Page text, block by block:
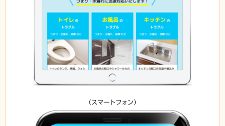
（スマートフォン）